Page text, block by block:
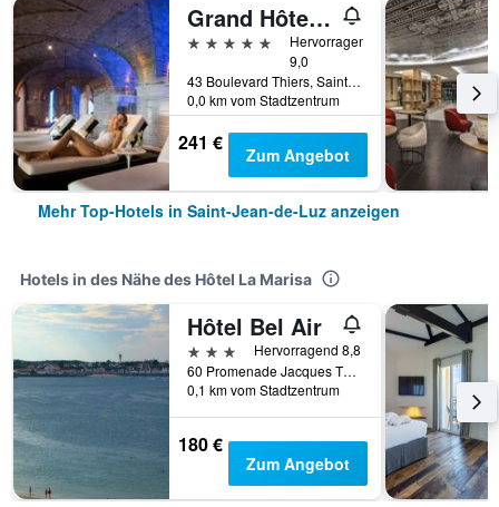
Grand Hôtel Thalasso & Spa
5 Sterne
Hervorragend
9,0
43 Boulevard Thiers, Saint-Jean-de-Luz, Pyrénées-Atlantiques, Frankreich
0,0 km vom Stadtzentrum
241 € Zum Angebot
Mehr Top-Hotels in Saint-Jean-de-Luz anzeigen
Hotels in des Nähe des Hôtel La Marisa
Hôtel Bel Air
3 Sterne
Hervorragend 8,8
60 Promenade Jacques Thibaud, Saint-Jean-de-Luz, Pyrénées-Atlantiques, Frankreich
0,1 km vom Stadtzentrum
180 €
Zum Angebot